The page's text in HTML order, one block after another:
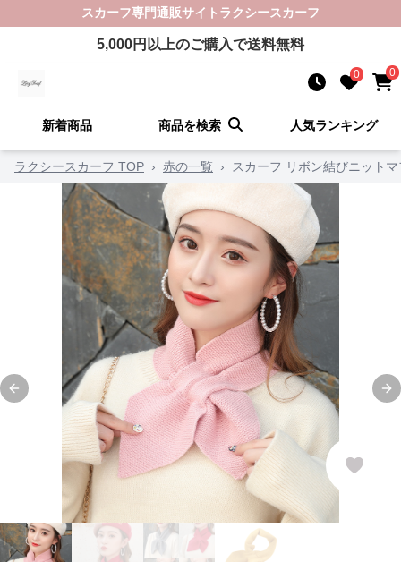
スカーフ専門通販サイト ラクシースカーフ
5,000円以上のご購入で送料無料
0 0
新着商品 商品を検索 人気ランキング
ラクシースカーフ TOP › 赤の一覧 › スカーフ リボン結びニット
Previous slide